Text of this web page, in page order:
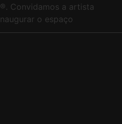
Convidamos a artista
o espaço